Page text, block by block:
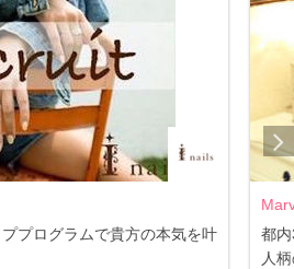
プログラムで貴方の本気を叶
都
人